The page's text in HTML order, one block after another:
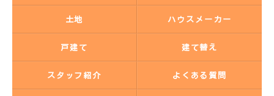
土地 ハウスメーカー
戸建て 建て替え
スタッフ紹介 よくある質問